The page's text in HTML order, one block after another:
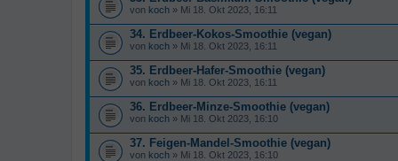
von koch » Mi 18. Okt 2023, 16:11
34. Erdbeer-Kokos-Smoothie (vegan)
von koch » Mi 18. Okt 2023, 16:11
35. Erdbeer-Hafer-Smoothie (vegan)
von koch » Mi 18. Okt 2023, 16:11
36. Erdbeer-Minze-Smoothie (vegan)
von koch » Mi 18. Okt 2023, 16:10
37. Feigen-Mandel-Smoothie (vegan)
von koch » Mi 18. Okt 2023, 16:10